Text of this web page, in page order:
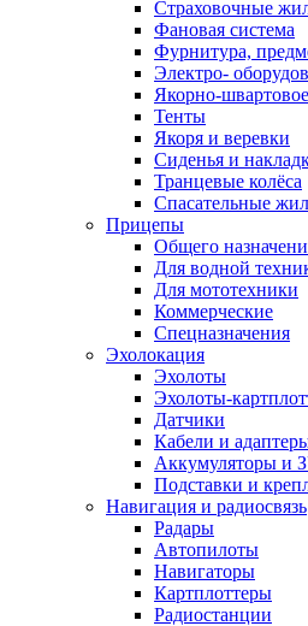
Страховочные
Фановая система
Фурнитура,
Электро-
Якорно-
Тенты
Якоря и веревки
Сиденья и
Транцевые колёса
Спасательные
Прицепы
Общего
Для водной
Для мототехники
Коммерческие
Спецназначения
Эхолокация
Эхолоты
Эхолоты-
Датчики
Кабели и
Аккумуляторы и
Подставки и
Навигация и радиосвязь
Радары
Автопилоты
Навигаторы
Картплоттеры
Радиостанции